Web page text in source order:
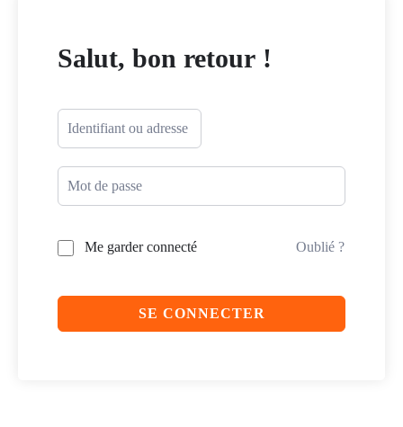
Salut, bon retour !
Me garder connecté Oublié ?
SE CONNECTER